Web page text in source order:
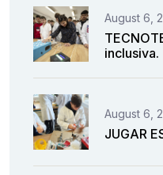
August 6,
inclusiva.
August 6,
JUGAR